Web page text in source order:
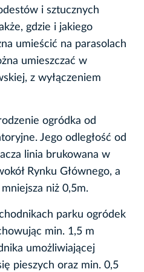
i sztucznych
gdzie i jakiego
umieścić na parasolach
umieszczać w
z wyłączeniem
ogródka od
Jego odległość od
linia brukowana w
Rynku Głównego, a
niż 0,5m.
parku ogródek
min. 1,5 m
umożliwiającej
pieszych oraz min. 0,5